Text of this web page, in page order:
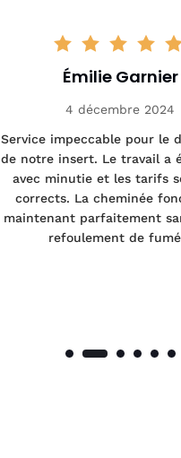
Émilie Garnier
4 décembre 2024
Service impeccable pour le
de notre insert. Le travail a
avec minutie et les tarifs
corrects. La cheminée
maintenant parfaitement
refoulement de